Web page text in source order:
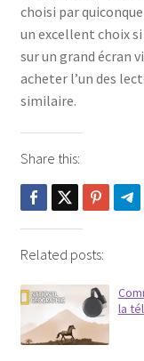
choisi par
un excellent choix
sur un grand écran
acheter l’un des
similaire.
Share this:
Related posts:
la